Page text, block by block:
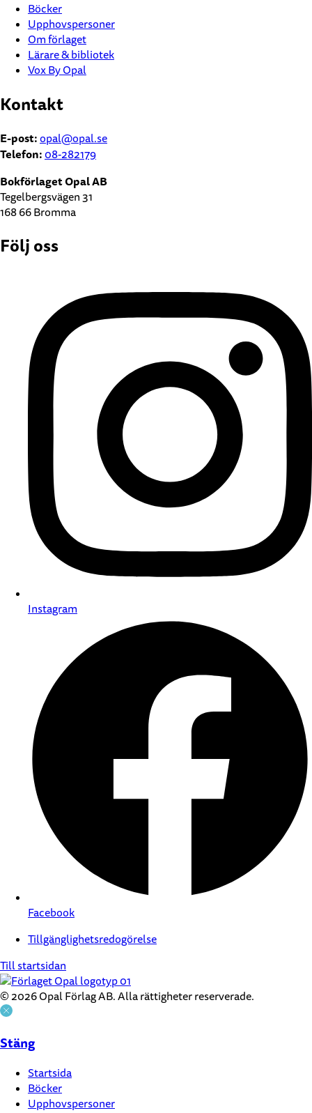
Böcker
Upphovspersoner
Om förlaget
Lärare & bibliotek
Vox By Opal
Kontakt
E-post:opal@opal.se
Telefon:08-282179
Bokförlaget Opal AB
Tegelbergsvägen 31
168 66 Bromma
Följ oss
Instagram
Facebook
Tillgänglighetsredogörelse
Till startsidan
© 2026 Opal Förlag AB. Alla rättigheter reserverade.
Stäng
Startsida
Böcker
Upphovspersoner